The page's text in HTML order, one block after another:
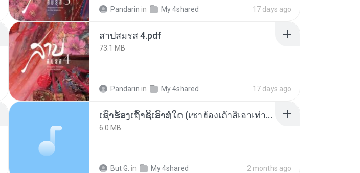
Pandarin in My 4shared 17 days ago
สาปสมรส 4.pdf
73.1 MB
Pandarin in My 4shared 17 days ago
ເຊົາຮ້ອງເຖົ້າຊິເອົາທໍ່ໃດ (เซาฮ้องเถ้าสิเอาเท่าใด) ບຸນເກີດ ຫນູຫ່ວງ ft. ໂສພາ ຈຸນທະລາ
6.0 MB
But G. in My 4shared 2 months ago